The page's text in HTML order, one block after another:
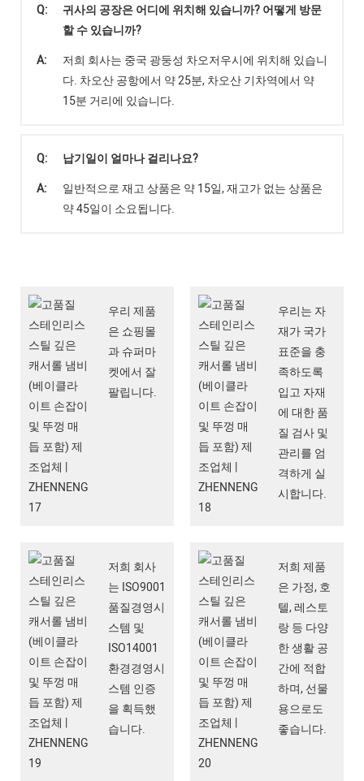
Q:
귀사의 공장은 어디에 위치해 있습니까? 어떻게 방문
할 수 있습니까?
A:
저희 회사는 중국 광둥성 차오저우시에 위치해 있습니
다. 차오산 공항에서 약 25분, 차오산 기차역에서 약
15분 거리에 있습니다.
Q:
납기일이 얼마나 걸리나요?
A:
일반적으로 재고 상품은 약 15일, 재고가 없는 상품은
약 45일이 소요됩니다.
우리 제품
은 쇼핑몰
과 슈퍼마
켓에서 잘
팔립니다.
우리는 자
재가 국가
표준을 충
족하도록
입고 자재
에 대한 품
질 검사 및
관리를 엄
격하게 실
시합니다.
저희 회사
는 ISO9001
품질경영시
스템 및
ISO14001
환경경영시
스템 인증
을 획득했
습니다.
저희 제품
은 가정, 호
텔, 레스토
랑 등 다양
한 생활 공
간에 적합
하며, 선물
용으로도
좋습니다.